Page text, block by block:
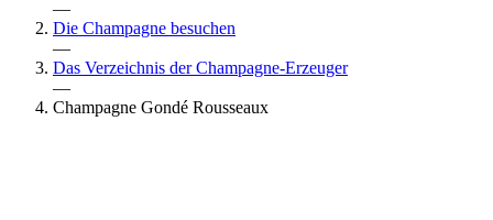
—
Die Champagne besuchen
—
Das Verzeichnis der Champagne-Erzeuger
—
Champagne Gondé Rousseaux